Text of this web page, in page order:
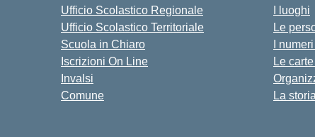
Ufficio Scolastico Regionale
Ufficio Scolastico Territoriale
Scuola in Chiaro
Iscrizioni On Line
Invalsi
Comune
I luoghi
Le
I
Le
La storia